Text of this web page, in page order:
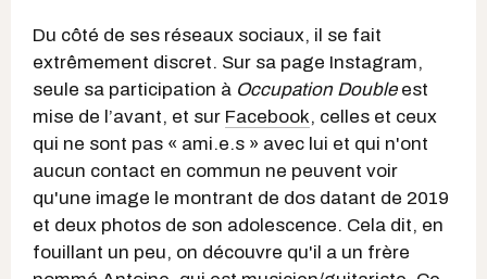
Du côté de ses réseaux sociaux, il se fait
extrêmement discret. Sur sa page Instagram,
seule sa participation à Occupation Doubleest
mise de l’avant, et sur Facebook, celles et ceux
qui ne sont pas « ami.e.s » avec lui et qui n'ont
aucun contact en commun ne peuvent voir
qu'une image le montrant de dos datant de 2019
et deux photos de son adolescence. Cela dit, en
fouillant un peu, on découvre qu'il a un frère